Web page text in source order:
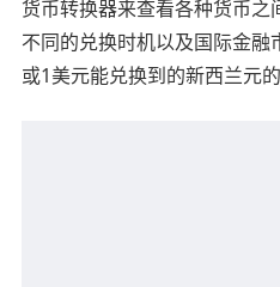
货币转换器来查看各种货币之
不同的兑换时机以及国际金
或1美元能兑换到的新西兰元的